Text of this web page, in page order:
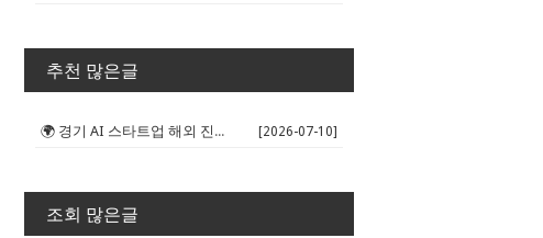
추천 많은글
🌍 경기 AI 스타트업 해외 진출 판... [2026-07-10]
조회 많은글